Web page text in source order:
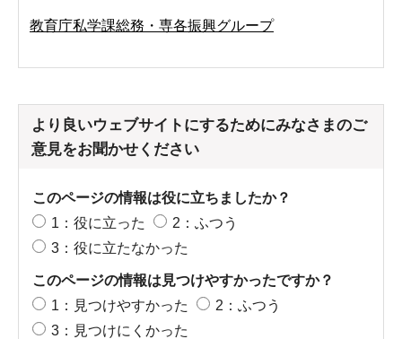
教育庁私学課総務・専各振興グループ
より良いウェブサイトにするためにみなさまのご
意見をお聞かせください
このページの情報は役に立ちましたか？
1：役に立った
2：ふつう
3：役に立たなかった
このページの情報は見つけやすかったですか？
1：見つけやすかった
2：ふつう
3：見つけにくかった